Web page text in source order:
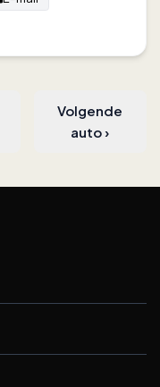
Volgende
auto›